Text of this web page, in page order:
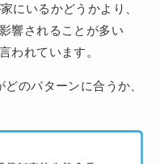
にいるかどうかより、
響されることが多い
われています。
のパターンに合うか、